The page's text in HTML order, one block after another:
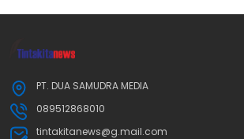
PT. DUA SAMUDRA MEDIA
089512868010
tintakitanews@g.mail.com